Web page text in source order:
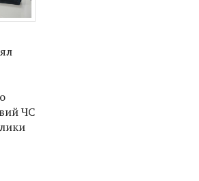
ЧС